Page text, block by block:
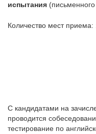
испытания
Количество мест приема:
С кандидатами на
проводится
тестирование по